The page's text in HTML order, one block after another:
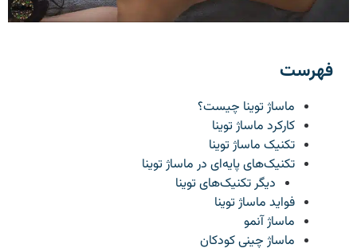
فهرست
ماساژ توینا چیست؟
کارکرد ماساژ توینا
تکنیک ماساژ توینا
تکنیک‌های پایه‌ای در ماساژ توینا
دیگر تکنیک‌های توینا
فواید ماساژ توینا
ماساژ آنمو
ماساژ چینی کودکان